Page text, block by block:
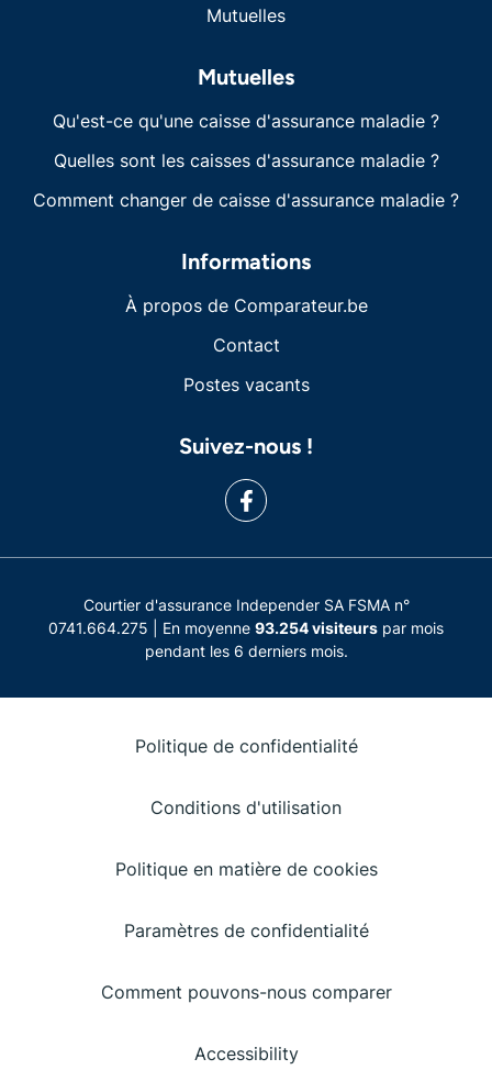
Mutuelles
Mutuelles
Qu'est-ce qu'une caisse d'assurance maladie ?
Quelles sont les caisses d'assurance maladie ?
Comment changer de caisse d'assurance maladie ?
Informations
À propos de Comparateur.be
Contact
Postes vacants
Suivez-nous !
Courtier d'assurance Independer SA FSMA n°
0741.664.275 | En moyenne 93.254 visiteurs par mois
pendant les 6 derniers mois.
Politique de confidentialité
Conditions d'utilisation
Politique en matière de cookies
Paramètres de confidentialité
Comment pouvons-nous comparer
Accessibility